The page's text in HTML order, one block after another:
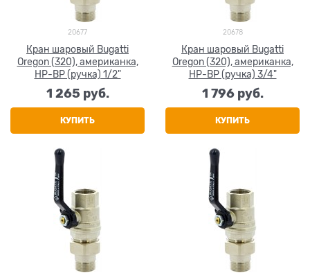
20677
Кран шаровый Bugatti
Oregon (320), американка,
НР-ВР (ручка) 1/2"
1 265 руб.
КУПИТЬ
20678
Кран шаровый Bugatti
Oregon (320), американка,
НР-ВР (ручка) 3/4"
1 796 руб.
КУПИТЬ